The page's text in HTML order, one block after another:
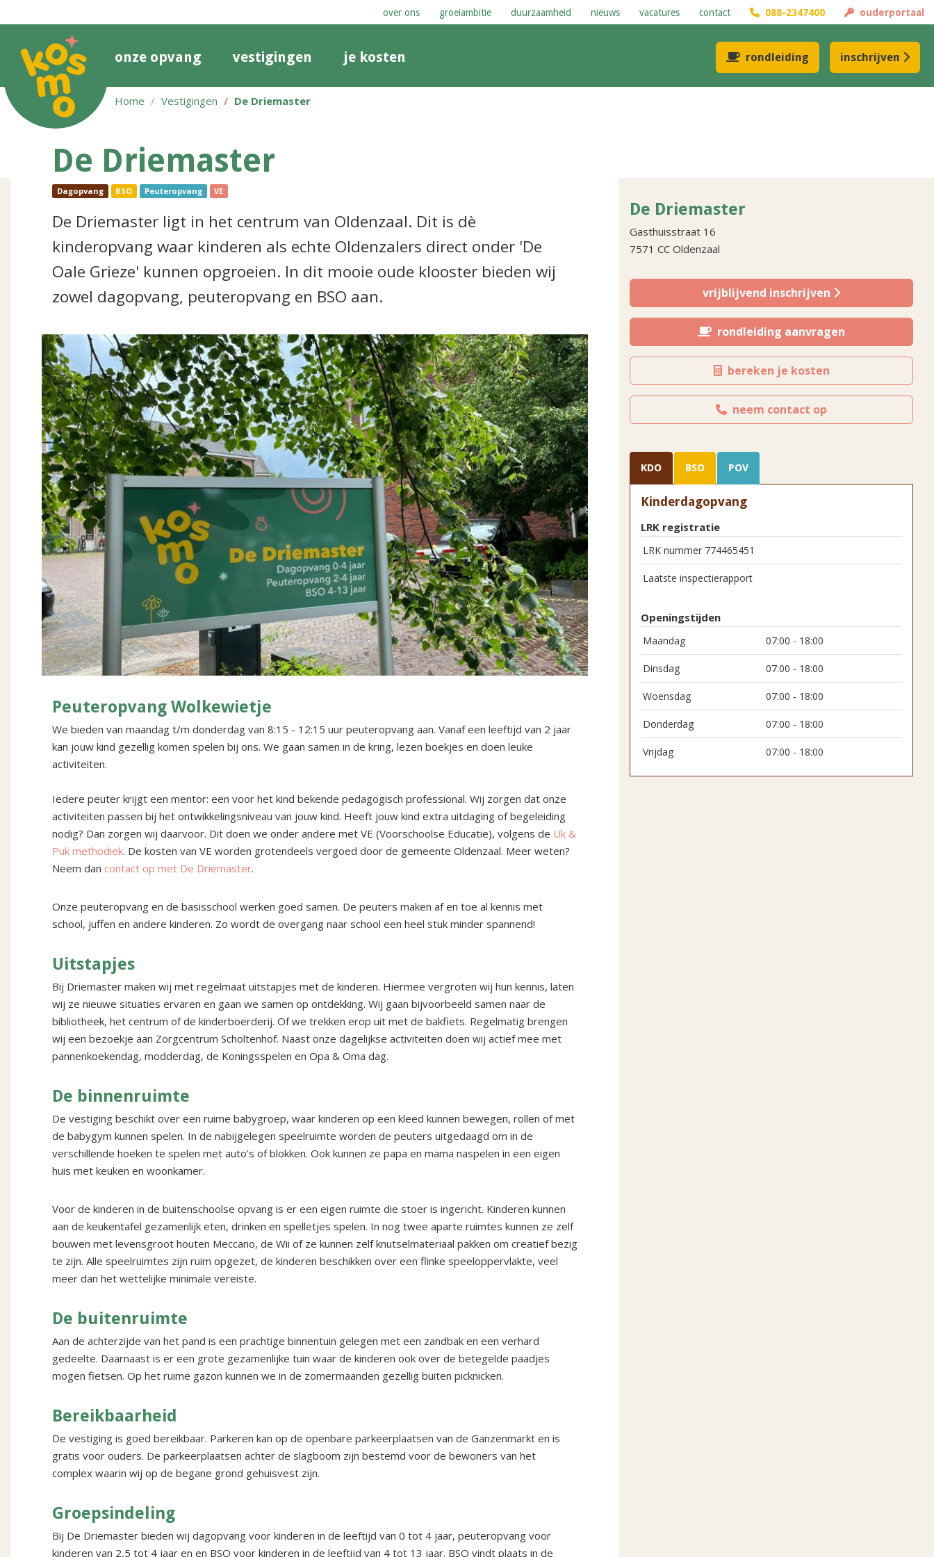
onze opvang vestigingen je kosten inschrijven
rondleiding
over ons groeiambitie duurzaamheid nieuws vacatures contact 088-2347400 ouderportaal
Home Vestigingen De Driemaster
De Driemaster
Dagopvang BSO Peuteropvang VE
De Driemaster ligt in het centrum van Oldenzaal. Dit is dè
kinderopvang waar kinderen als echte Oldenzalers direct onder 'De
Oale Grieze' kunnen opgroeien. In dit mooie oude klooster bieden wij
zowel dagopvang, peuteropvang en BSO aan.
Peuteropvang Wolkewietje
We bieden van maandag t/m donderdag van 8:15 - 12:15 uur peuteropvang aan. Vanaf een leeftijd van 2 jaar
kan jouw kind gezellig komen spelen bij ons. We gaan samen in de kring, lezen boekjes en doen leuke
activiteiten.
Iedere peuter krijgt een mentor: een voor het kind bekende pedagogisch professional. Wij zorgen dat onze
activiteiten passen bij het ontwikkelingsniveau van jouw kind. Heeft jouw kind extra uitdaging of begeleiding
nodig? Dan zorgen wij daarvoor. Dit doen we onder andere met VE (Voorschoolse Educatie), volgens de Uk &
Puk methodiek. De kosten van VE worden grotendeels vergoed door de gemeente Oldenzaal. Meer weten?
Neem dan contact op met De Driemaster.
Onze peuteropvang en de basisschool werken goed samen. De peuters maken af en toe al kennis met
school, juffen en andere kinderen. Zo wordt de overgang naar school een heel stuk minder spannend!
Uitstapjes
Bij Driemaster maken wij met regelmaat uitstapjes met de kinderen. Hiermee vergroten wij hun kennis, laten
wij ze nieuwe situaties ervaren en gaan we samen op ontdekking. Wij gaan bijvoorbeeld samen naar de
bibliotheek, het centrum of de kinderboerderij. Of we trekken erop uit met de bakfiets. Regelmatig brengen
wij een bezoekje aan Zorgcentrum Scholtenhof. Naast onze dagelijkse activiteiten doen wij actief mee met
pannenkoekendag, modderdag, de Koningsspelen en Opa & Oma dag.
De binnenruimte
De vestiging beschikt over een ruime babygroep, waar kinderen op een kleed kunnen bewegen, rollen of met
de babygym kunnen spelen. In de nabijgelegen speelruimte worden de peuters uitgedaagd om in de
verschillende hoeken te spelen met auto’s of blokken. Ook kunnen ze papa en mama naspelen in een eigen
huis met keuken en woonkamer.
Voor de kinderen in de buitenschoolse opvang is er een eigen ruimte die stoer is ingericht. Kinderen kunnen
aan de keukentafel gezamenlijk eten, drinken en spelletjes spelen. In nog twee aparte ruimtes kunnen ze zelf
bouwen met levensgroot houten Meccano, de Wii of ze kunnen zelf knutselmateriaal pakken om creatief bezig
te zijn. Alle speelruimtes zijn ruim opgezet, de kinderen beschikken over een flinke speeloppervlakte, veel
meer dan het wettelijke minimale vereiste.
De buitenruimte
Aan de achterzijde van het pand is een prachtige binnentuin gelegen met een zandbak en een verhard
gedeelte. Daarnaast is er een grote gezamenlijke tuin waar de kinderen ook over de betegelde paadjes
mogen fietsen. Op het ruime gazon kunnen we in de zomermaanden gezellig buiten picknicken.
Bereikbaarheid
De vestiging is goed bereikbaar. Parkeren kan op de openbare parkeerplaatsen van de Ganzenmarkt en is
gratis voor ouders. De parkeerplaatsen achter de slagboom zijn bestemd voor de bewoners van het
complex waarin wij op de begane grond gehuisvest zijn.
Groepsindeling
Bij De Driemaster bieden wij dagopvang voor kinderen in de leeftijd van 0 tot 4 jaar, peuteropvang voor
kinderen van 2,5 tot 4 jaar en en BSO voor kinderen in de leeftijd van 4 tot 13 jaar. BSO vindt plaats in de
De Driemaster
Gasthuisstraat 16
7571 CC Oldenzaal
vrijblijvend inschrijven
rondleiding aanvragen
bereken je kosten
neem contact op
KDO BSO POV
Kinderdagopvang
LRK registratie
LRK nummer 774465451
Laatste inspectierapport
Openingstijden
Maandag 07:00 - 18:00
Dinsdag 07:00 - 18:00
Woensdag 07:00 - 18:00
Donderdag 07:00 - 18:00
Vrijdag 07:00 - 18:00